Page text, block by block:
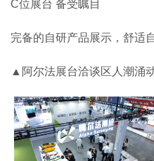
C位展台 备受瞩目
完备的自研产品展示，舒适
▲阿尔法展台洽谈区人潮涌